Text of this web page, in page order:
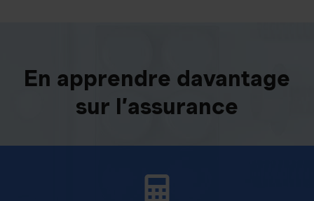
En apprendre davantage
sur l’assurance